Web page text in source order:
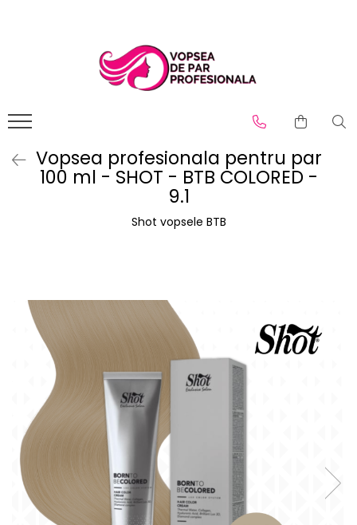
SHOT
Vopsea profesionala pentru par
100 ml - SHOT - BTB COLORED -
9.1
Shot vopsele BTB